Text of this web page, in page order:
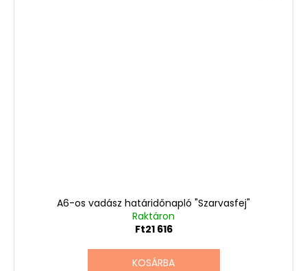
A6-os vadász határidőnapló "Szarvasfej"
Raktáron
Ft21 616
KOSÁRBA